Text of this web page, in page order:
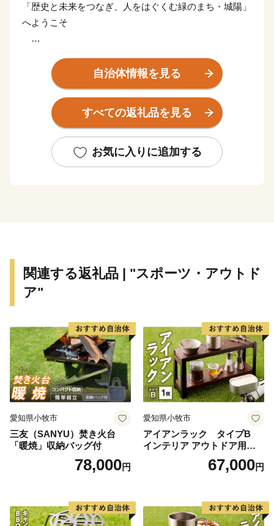
「歴史と未来をつなぎ、人をはぐくむ緑のまち・城陽」
へようこそ
“五里五里のさと” として、多くの古人（いにしえびと）
が街道を行き交い、文化・交通の要衝として発展してき
たという歴史を有しています。
一方で、新名神高速道路の全線開通に伴い、京阪神と
り、ヒト・モノの流れにおいて、かつてない大きな変化
が起ころうとしています。
生き生きと暮らし、人の和の中で次代を担う人材が育ま
れることにより、「希望あふれる城陽」「誰もが輝いて
の実現をめざします。
＜ふるさと城陽応援寄附金：記念品について＞
※「ふるさと城陽応援寄附金」へ5,000円以上寄附をし
ていただいた城陽市外在住の方には、感謝の気持ちとし
て素敵な記念品を贈呈いたします。
いただきます。
・寄附につきましては、年度内の回数制限は現在設けて
自治体情報を見る
すべての返礼品を見る
お気に入りに追加する
関連する返礼品 | "スポーツ・アウトド
ア"
愛知県小牧市
三友（SANYU）焚き火台
「暖焼」収納バッグ付
78,000円
愛知県小牧市
アイアンラック タイプB
インテリア アウトドア用品
レジャー キャンプ67,000円